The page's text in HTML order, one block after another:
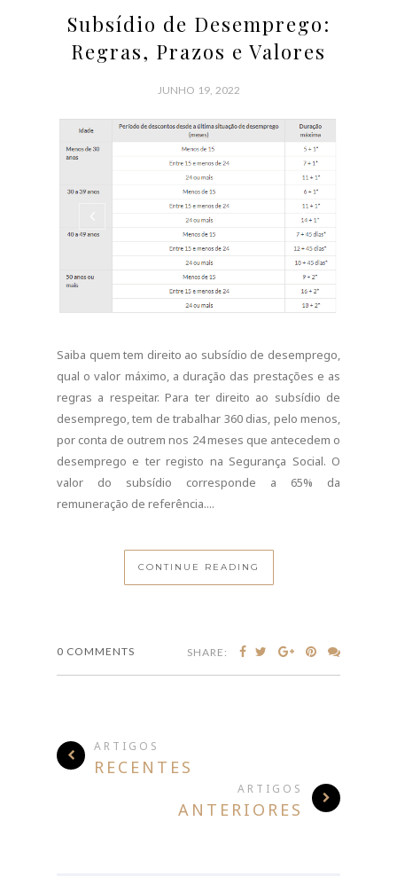
Subsídio de Desemprego:
Regras, Prazos e Valores
JUNHO 19, 2022
Saiba quem tem direito ao subsídio de desemprego,
qual o valor máximo, a duração das prestações e as
regras a respeitar. Para ter direito ao subsídio de
desemprego, tem de trabalhar 360 dias, pelo menos,
por conta de outrem nos 24 meses que antecedem o
desemprego e ter registo na Segurança Social. O
valor do subsídio corresponde a 65% da
remuneração de referência....
CONTINUE READING
0 COMMENTS SHARE:
ARTIGOS
RECENTES
ARTIGOS
ANTERIORES